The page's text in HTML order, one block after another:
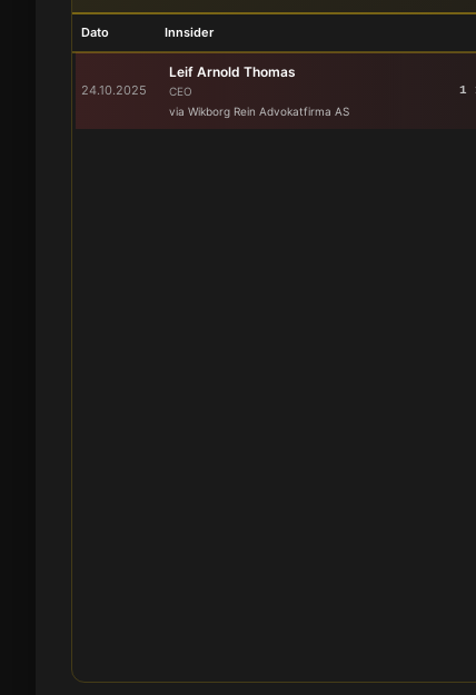
Dato Innsider
24.10.2025
Leif Arnold Thomas
CEO
via Wikborg Rein Advokatfirma AS
1